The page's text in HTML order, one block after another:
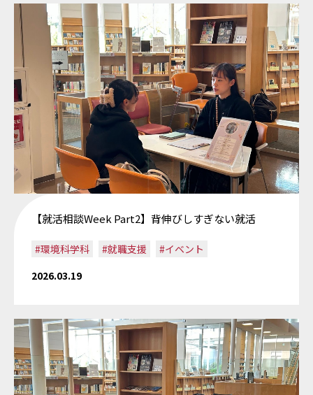
【就活相談Week Part2】背伸びしすぎない就活
#環境科学科 #就職支援
#イベント
2026.03.19